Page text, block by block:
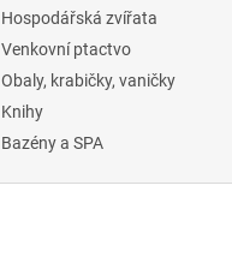
Hospodářská zvířata
Venkovní ptactvo
Obaly, krabičky, vaničky
Knihy
Bazény a SPA